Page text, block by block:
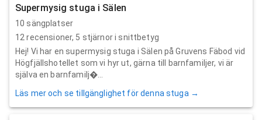
Supermysig stuga i Sälen
10 sängplatser
12 recensioner, 5 stjärnor i snittbetyg
Hej! Vi har en supermysig stuga i Sälen på Gruvens Fäbod vid
Högfjällshotellet som vi hyr ut, gärna till barnfamiljer, vi är
själva en barnfamilj...
Läs mer och se tillgänglighet för denna stuga →